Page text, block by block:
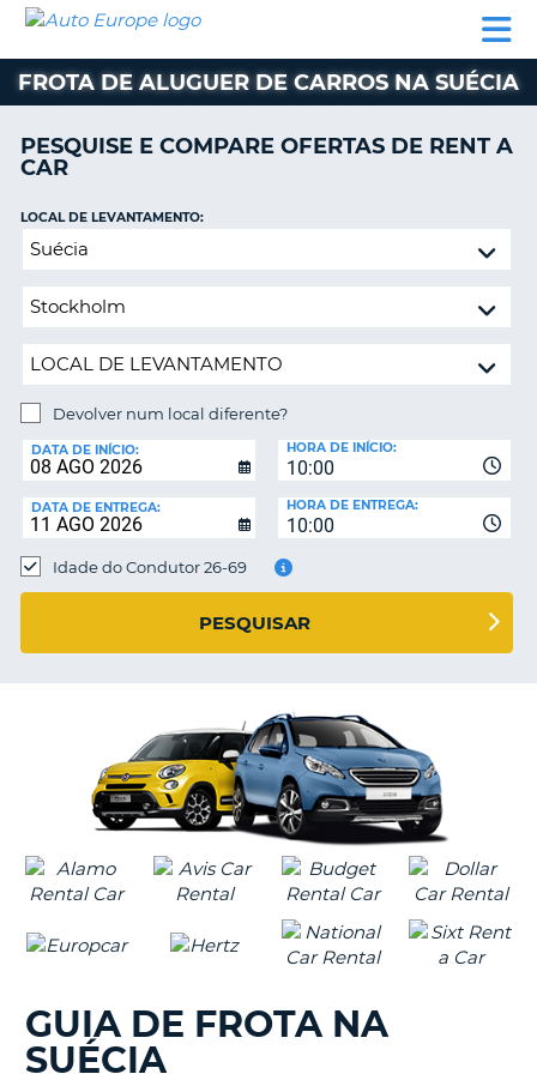
ALUGUER
CARROS
ALUGUER
CARAVANAS
E
AUTO
EUROPE
ALUGUER
CARROS
ALUGUER
DE
AUTO-
PARCEIROS
A
CONTA
A
MINHA
RESERVA
PORTUGAL
FROTA DE ALUGUER DE CARROS NA SUÉCIA
PESQUISE E COMPARE OFERTAS DE RENT A
CAR
Devolver
local
LOCAL DE LEVANTAMENTO:
Devolver num local diferente?
DE
DEVOLUÇÃO:
DATA DE INÍCIO:
10:00
HORA DE INÍCIO:
DATA DE ENTREGA:
10:00
HORA DE ENTREGA:
Idade do Condutor 26-69
PESQUISAR
GUIA DE FROTA NA
SUÉCIA